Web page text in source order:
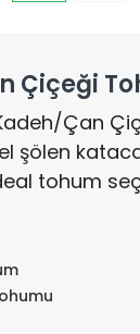
Çiçeği
Çan
şölen
tohum